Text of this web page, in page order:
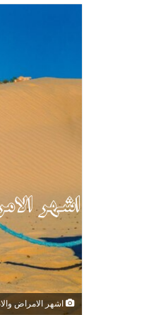
اشهر الامراض